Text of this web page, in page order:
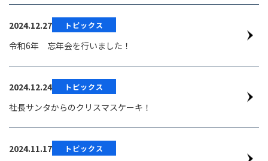
2024.12.27 トピックス
令和6年 忘年会を行いました！
2024.12.24 トピックス
社長サンタからのクリスマスケーキ！
2024.11.17 トピックス